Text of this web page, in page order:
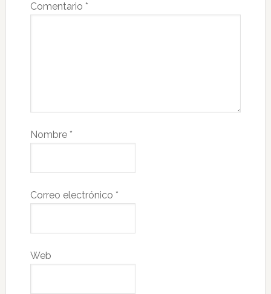
Comentario *
Nombre *
Correo electrónico *
Web